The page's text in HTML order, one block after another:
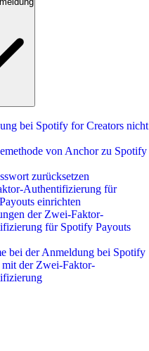
bei Spotify for Creators nicht
von Anchor zu Spotify
zurücksetzen
Authentifizierung für
einrichten
der Zwei-Faktor-
für Spotify Payouts
bei der Anmeldung bei Spotify
mit der Zwei-Faktor-